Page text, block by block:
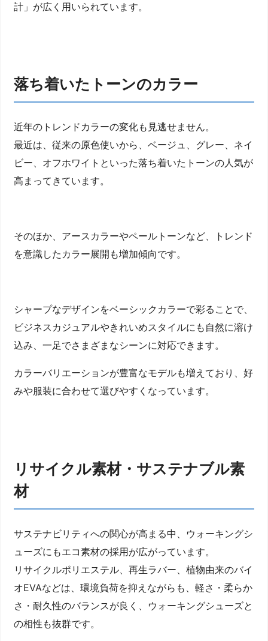
計」が広く用いられています。
落ち着いたトーンのカラー
近年のトレンドカラーの変化も見逃せません。
最近は、従来の原色使いから、ベージュ、グレー、ネイ
ビー、オフホワイトといった落ち着いたトーンの人気が
高まってきています。
そのほか、アースカラーやペールトーンなど、トレンド
を意識したカラー展開も増加傾向です。
シャープなデザインをベーシックカラーで彩ることで、
ビジネスカジュアルやきれいめスタイルにも自然に溶け
込み、一足でさまざまなシーンに対応できます。
カラーバリエーションが豊富なモデルも増えており、好
みや服装に合わせて選びやすくなっています。
リサイクル素材・サステナブル素
材
サステナビリティへの関心が高まる中、ウォーキングシ
ューズにもエコ素材の採用が広がっています。
リサイクルポリエステル、再生ラバー、植物由来のバイ
オEVAなどは、環境負荷を抑えながらも、軽さ・柔らか
さ・耐久性のバランスが良く、ウォーキングシューズと
の相性も抜群です。